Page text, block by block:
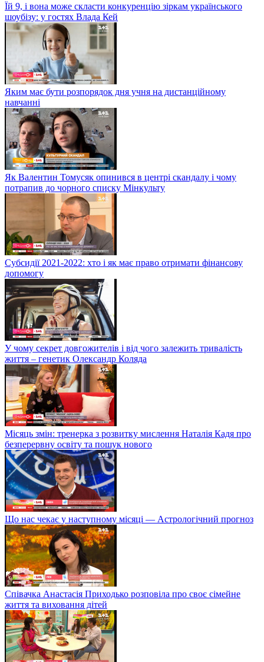
Їй 9, і вона може скласти конкуренцію зіркам українського
шоубізу: у гостях Влада Кей
Яким має бути розпорядок дня учня на дистанційному
навчанні
Як Валентин Томусяк опинився в центрі скандалу і чому
потрапив до чорного списку Мінкульту
Субсидії 2021-2022: хто і як має право отримати фінансову
допомогу
У чому секрет довгожителів і від чого залежить тривалість
життя – генетик Олександр Коляда
Місяць змін: тренерка з розвитку мислення Наталія Кадя про
безперервну освіту та пошук нового
Що нас чекає у наступному місяці — Астрологічний прогноз
Співачка Анастасія Приходько розповіла про своє сімейне
життя та виховання дітей